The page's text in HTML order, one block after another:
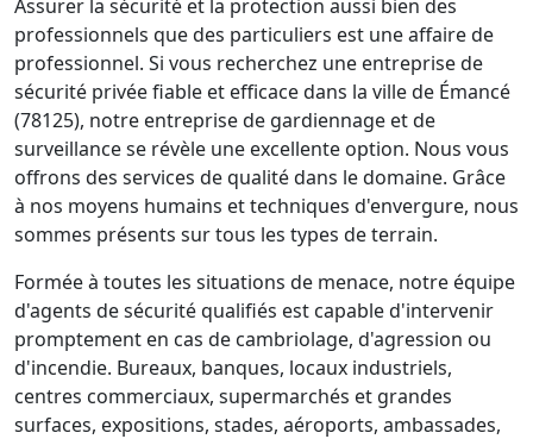
Assurer la sécurité et la protection aussi bien des
professionnels que des particuliers est une affaire de
professionnel. Si vous recherchez une entreprise de
sécurité privée fiable et efficace dans la ville de Émancé
(78125), notre entreprise de gardiennage et de
surveillance se révèle une excellente option. Nous vous
offrons des services de qualité dans le domaine. Grâce
à nos moyens humains et techniques d'envergure, nous
sommes présents sur tous les types de terrain.
Formée à toutes les situations de menace, notre équipe
d'agents de sécurité qualifiés est capable d'intervenir
promptement en cas de cambriolage, d'agression ou
d'incendie. Bureaux, banques, locaux industriels,
centres commerciaux, supermarchés et grandes
surfaces, expositions, stades, aéroports, ambassades,